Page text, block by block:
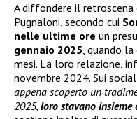
A diffondere il
Pugnaloni, secondo cui
nelle ultime ore un
gennaio 2025, quando la
mesi. La loro relazione,
novembre 2024. Sui
appena scoperto un
2025, loro stavano